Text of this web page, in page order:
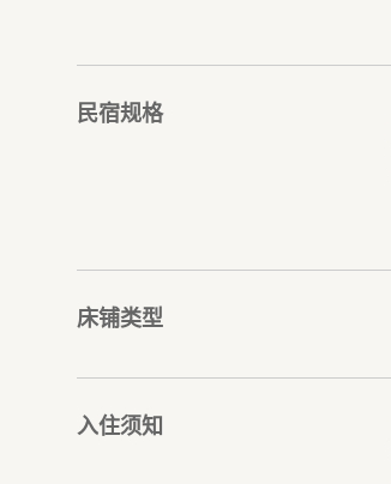
民宿规格
床铺类型
入住须知